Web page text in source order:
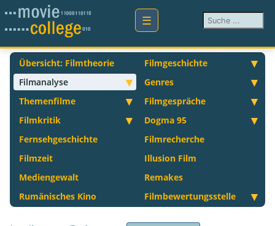
Suchen ...
Übersicht: Filmtheorie
Filmgeschichte
Filmanalyse
Genres
Themenfilme
Filmgespräche
Filmkritik
Dogma 95
Fernsehgeschichte
Filmrecherche
Filmzeit
Illusion Film
Mediengewalt
Remakes
Rumänisches Kino
Filmbewertungsstelle